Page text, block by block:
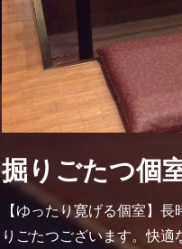
掘りごたつ個
【ゆったり寛げる個室】
りごたつございます。快